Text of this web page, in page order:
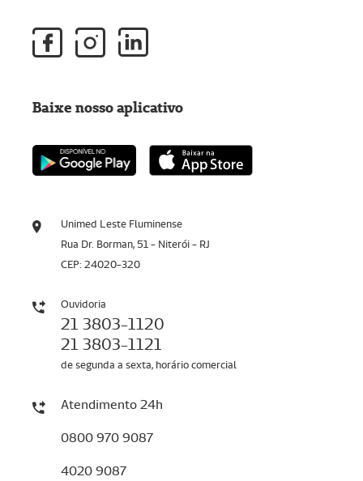
Unimed Leste Fluminense
Rua Dr. Borman, 51 - Niterói - RJ
CEP: 24020-320
Ouvidoria
21 3803-1120
21 3803-1121
de segunda a sexta, horário comercial
Atendimento 24h
0800 970 9087
4020 9087
Baixe nosso aplicativo